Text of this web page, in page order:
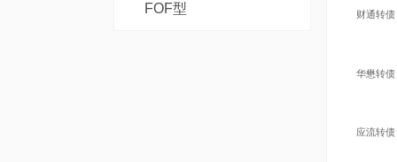
FOF型 财通转债
华懋转债
应流转债